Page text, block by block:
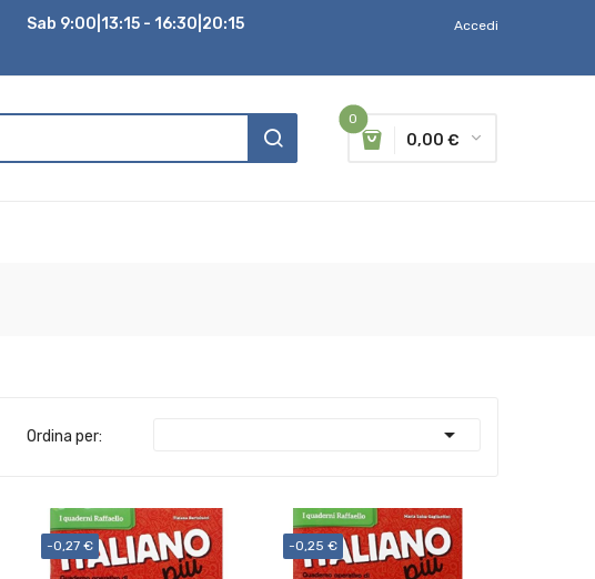
Sab 9:00|13:15 - 16:30|20:15 Accedi
0
0,00 €
Ordina per: 
-0,27 € -0,25 €